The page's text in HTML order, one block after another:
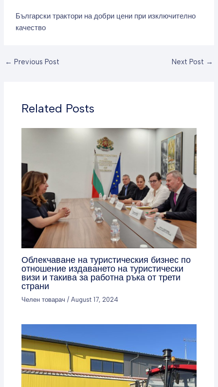
Български трактори на добри цени при изключително
качество
← Previous Post Next Post →
Related Posts
Облекчаване на туристическия бизнес по
отношение издаването на туристически
визи и такива за работна ръка от трети
страни
Челен товарач /August 17, 2024